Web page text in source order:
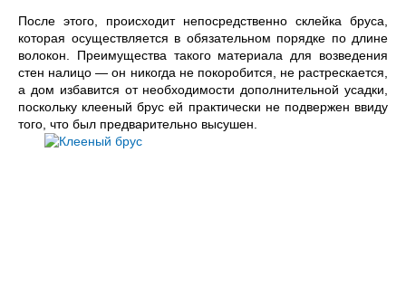
После этого, происходит непосредственно склейка бруса,
которая осуществляется в обязательном порядке по длине
волокон. Преимущества такого материала для возведения
стен налицо — он никогда не покоробится, не растрескается,
а дом избавится от необходимости дополнительной усадки,
поскольку клееный брус ей практически не подвержен ввиду
того, что был предварительно высушен.